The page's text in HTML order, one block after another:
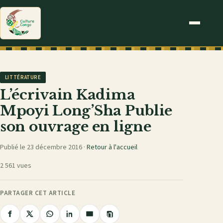
LITTÉRATURE
L’écrivain Kadima
Mpoyi Long’Sha Publie
son ouvrage en ligne
Publié le 23 décembre 2016 · Retour à l'accueil
2 561 vues
PARTAGER CET ARTICLE
PartagerPartagerPartagerPartagerPartager
Copier